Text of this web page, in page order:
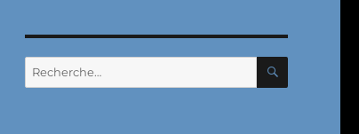
Recherche
pour :